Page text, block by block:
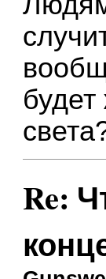
Re: